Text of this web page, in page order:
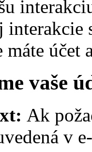
interakcie
účet
vaše
Ak
v